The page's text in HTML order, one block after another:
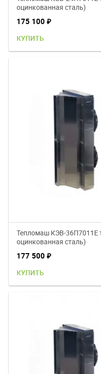
оцинкованная сталь)
175 100 ₽
КУПИТЬ
Тепломаш КЭВ-36П7011Е
оцинкованная сталь)
177 500 ₽
КУПИТЬ